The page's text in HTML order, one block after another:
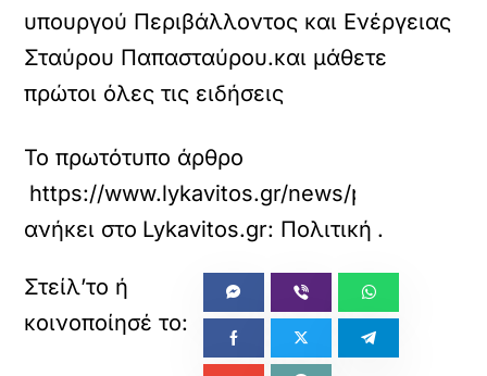
υπουργού Περιβάλλοντος και Ενέργειας
Σταύρου Παπασταύρου.και μάθετε
πρώτοι όλες τις ειδήσεις
Το πρωτότυπο άρθρο
https://www.lykavitos.gr/news/politics/
ανήκει στο Lykavitos.gr: Πολιτική .